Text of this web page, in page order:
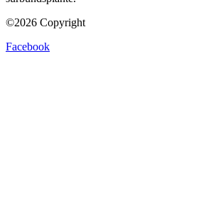
©2026 Copyright
Facebook